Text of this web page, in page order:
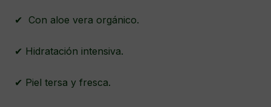
✔ Con aloe vera orgánico.
✔ Hidratación intensiva.
✔ Piel tersa y fresca.